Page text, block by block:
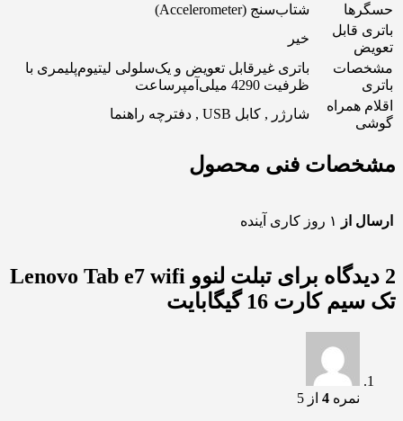
حسگرها
شتاب‌سنج (Accelerometer)
باتری قابل
تعویض
خیر
مشخصات
باتری
باتری غیرقابل تعویض و یک‌سلولی لیتیوم‌پلیمری با
ظرفیت 4290 میلی‌آمپرساعت
اقلام همراه
گوشی
شارژر , کابل USB , دفترچه‌ راهنما
مشخصات فنی محصول
ارسال از ۱ روز کاری آینده
2 دیدگاه برای
تبلت لنوو Lenovo Tab e7 wifi
تک سیم کارت 16 گیگابایت
نمره 4 از 5